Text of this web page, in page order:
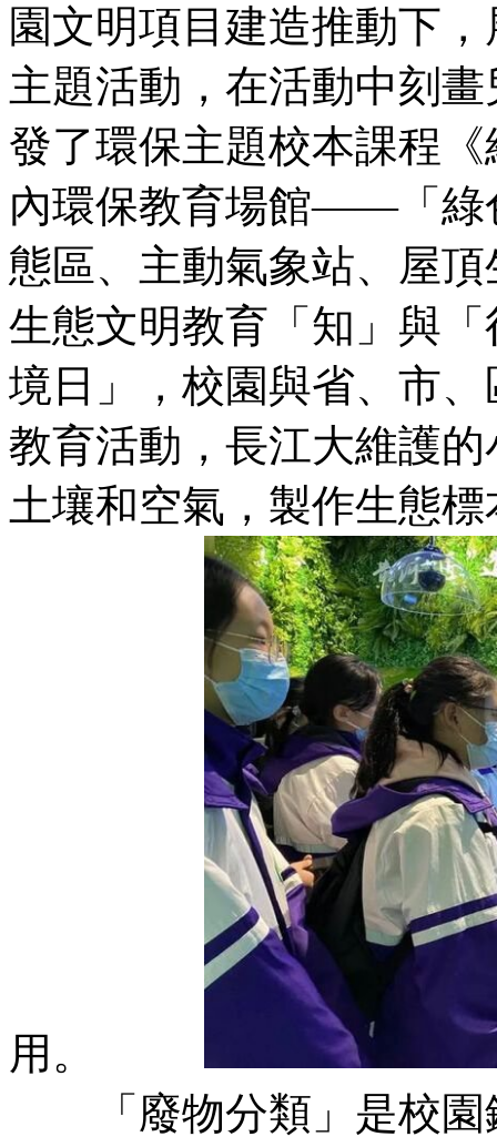
園文明項目建造推動下
主題活動，在活動中刻
發了環保主題校本課程
內環保教育場館——「綠
態區、主動氣象站、屋
生態文明教育「知」與
境日」，校園與省、市
教育活動，長江大維護
土壤和空氣，製作生態
用。
「廢物分類」是校園